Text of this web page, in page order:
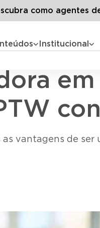
Institucional
como agentes
Marca empregadora em
as vantagens de ser